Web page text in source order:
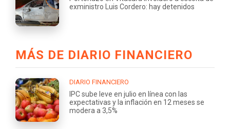
exministro Luis Cordero: hay detenidos
MÁS DE DIARIO FINANCIERO
DIARIO FINANCIERO
IPC sube leve en julio en línea con las
expectativas y la inflación en 12 meses se
modera a 3,5%